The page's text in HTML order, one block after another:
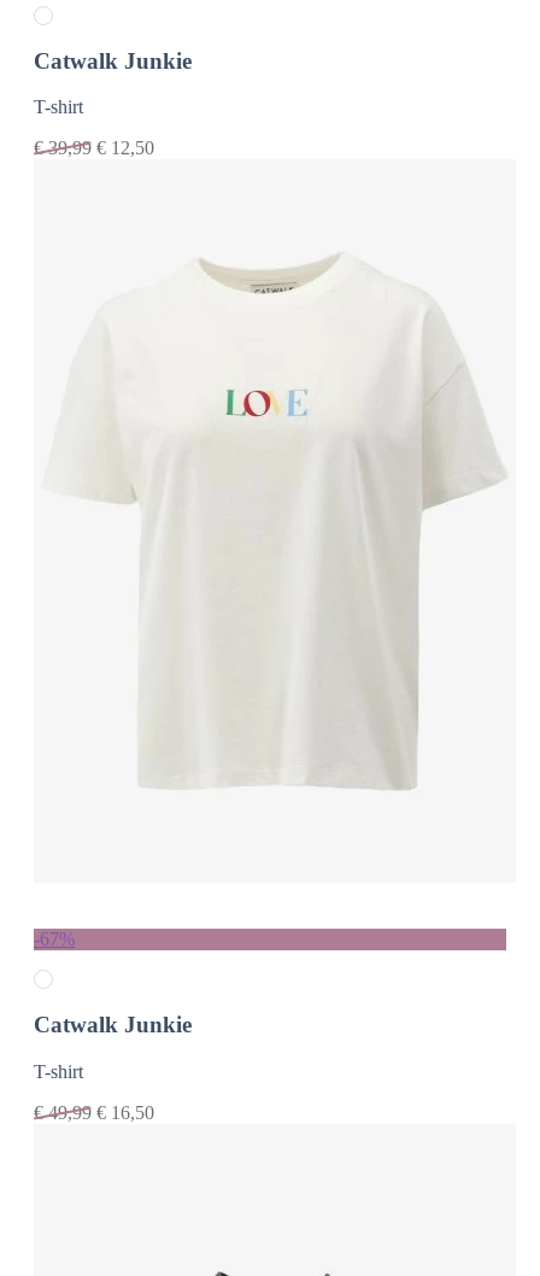
Catwalk Junkie
T-shirt
€39,99 € 12,50
-67%
Catwalk Junkie
T-shirt
€49,99 € 16,50